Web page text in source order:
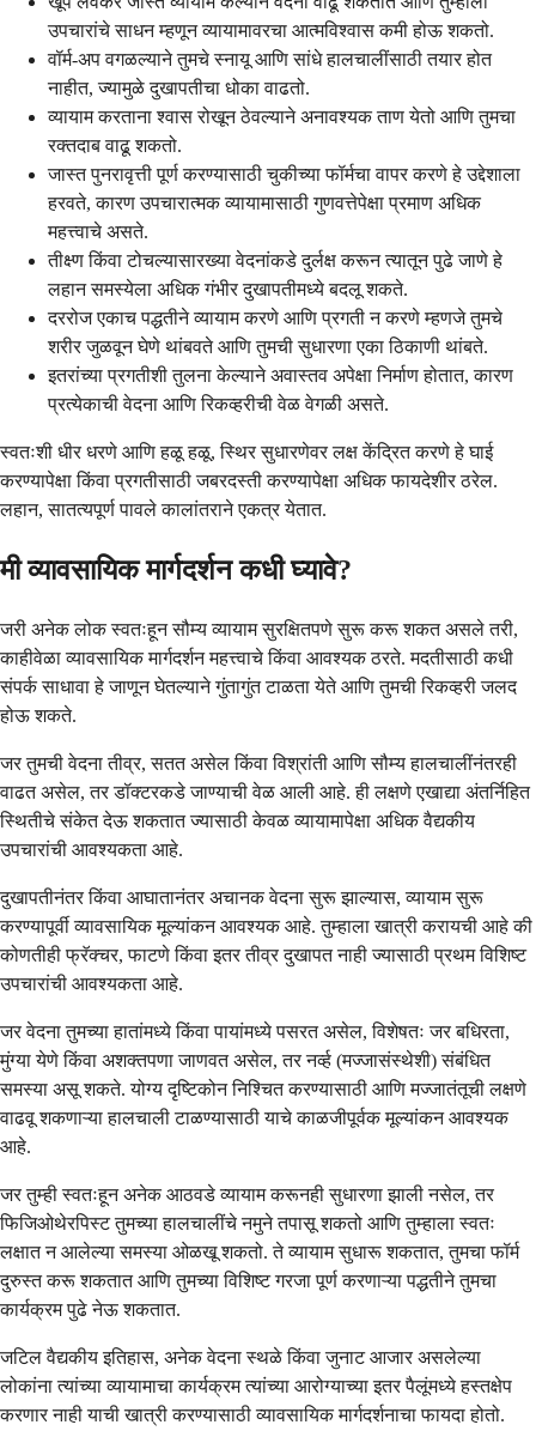
उपचारांचे साधन म्हणून व्यायामावरचा आत्मविश्वास कमी होऊ शकतो.
वॉर्म-अप वगळल्याने तुमचे स्नायू आणि सांधे हालचालींसाठी तयार होत
नाहीत, ज्यामुळे दुखापतीचा धोका वाढतो.
व्यायाम करताना श्वास रोखून ठेवल्याने अनावश्यक ताण येतो आणि तुमचा
रक्तदाब वाढू शकतो.
जास्त पुनरावृत्ती पूर्ण करण्यासाठी चुकीच्या फॉर्मचा वापर करणे हे उद्देशाला
हरवते, कारण उपचारात्मक व्यायामासाठी गुणवत्तेपेक्षा प्रमाण अधिक
महत्त्वाचे असते.
तीक्ष्ण किंवा टोचल्यासारख्या वेदनांकडे दुर्लक्ष करून त्यातून पुढे जाणे हे
लहान समस्येला अधिक गंभीर दुखापतीमध्ये बदलू शकते.
दररोज एकाच पद्धतीने व्यायाम करणे आणि प्रगती न करणे म्हणजे तुमचे
शरीर जुळवून घेणे थांबवते आणि तुमची सुधारणा एका ठिकाणी थांबते.
इतरांच्या प्रगतीशी तुलना केल्याने अवास्तव अपेक्षा निर्माण होतात, कारण
प्रत्येकाची वेदना आणि रिकव्हरीची वेळ वेगळी असते.
स्वतःशी धीर धरणे आणि हळू हळू, स्थिर सुधारणेवर लक्ष केंद्रित करणे हे घाई
करण्यापेक्षा किंवा प्रगतीसाठी जबरदस्ती करण्यापेक्षा अधिक फायदेशीर ठरेल.
लहान, सातत्यपूर्ण पावले कालांतराने एकत्र येतात.
मी व्यावसायिक मार्गदर्शन कधी घ्यावे?
जरी अनेक लोक स्वतःहून सौम्य व्यायाम सुरक्षितपणे सुरू करू शकत असले तरी,
काहीवेळा व्यावसायिक मार्गदर्शन महत्त्वाचे किंवा आवश्यक ठरते. मदतीसाठी कधी
संपर्क साधावा हे जाणून घेतल्याने गुंतागुंत टाळता येते आणि तुमची रिकव्हरी जलद
होऊ शकते.
जर तुमची वेदना तीव्र, सतत असेल किंवा विश्रांती आणि सौम्य हालचालींनंतरही
वाढत असेल, तर डॉक्टरकडे जाण्याची वेळ आली आहे. ही लक्षणे एखाद्या अंतर्निहित
स्थितीचे संकेत देऊ शकतात ज्यासाठी केवळ व्यायामापेक्षा अधिक वैद्यकीय
उपचारांची आवश्यकता आहे.
दुखापतीनंतर किंवा आघातानंतर अचानक वेदना सुरू झाल्यास, व्यायाम सुरू
करण्यापूर्वी व्यावसायिक मूल्यांकन आवश्यक आहे. तुम्हाला खात्री करायची आहे की
कोणतीही फ्रॅक्चर, फाटणे किंवा इतर तीव्र दुखापत नाही ज्यासाठी प्रथम विशिष्ट
उपचारांची आवश्यकता आहे.
जर वेदना तुमच्या हातांमध्ये किंवा पायांमध्ये पसरत असेल, विशेषतः जर बधिरता,
मुंग्या येणे किंवा अशक्तपणा जाणवत असेल, तर नर्व्ह (मज्जासंस्थेशी) संबंधित
समस्या असू शकते. योग्य दृष्टिकोन निश्चित करण्यासाठी आणि मज्जातंतूची लक्षणे
वाढवू शकणाऱ्या हालचाली टाळण्यासाठी याचे काळजीपूर्वक मूल्यांकन आवश्यक
आहे.
जर तुम्ही स्वतःहून अनेक आठवडे व्यायाम करूनही सुधारणा झाली नसेल, तर
फिजिओथेरपिस्ट तुमच्या हालचालींचे नमुने तपासू शकतो आणि तुम्हाला स्वतः
लक्षात न आलेल्या समस्या ओळखू शकतो. ते व्यायाम सुधारू शकतात, तुमचा फॉर्म
दुरुस्त करू शकतात आणि तुमच्या विशिष्ट गरजा पूर्ण करणाऱ्या पद्धतीने तुमचा
कार्यक्रम पुढे नेऊ शकतात.
जटिल वैद्यकीय इतिहास, अनेक वेदना स्थळे किंवा जुनाट आजार असलेल्या
लोकांना त्यांच्या व्यायामाचा कार्यक्रम त्यांच्या आरोग्याच्या इतर पैलूंमध्ये हस्तक्षेप
करणार नाही याची खात्री करण्यासाठी व्यावसायिक मार्गदर्शनाचा फायदा होतो.